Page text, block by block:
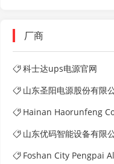
厂商
科士达ups电源官网
山东圣阳电源股份有限
Hainan Haorunfeng
山东优码智能设备有限
Foshan City Pengpai